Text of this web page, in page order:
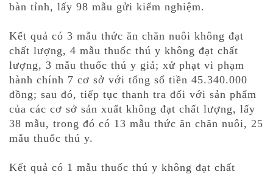
bàn tỉnh, lấy 98 mẫu gửi kiểm nghiệm.
Kết quả có 3 mẫu thức ăn chăn nuôi không đạt
chất lượng, 4 mẫu thuốc thú y không đạt chất
lượng, 3 mẫu thuốc thú y giả; xử phạt vi phạm
hành chính 7 cơ sở với tổng số tiền 45.340.000
đồng; sau đó, tiếp tục thanh tra đối với sản phẩm
của các cơ sở sản xuất không đạt chất lượng, lấy
38 mẫu, trong đó có 13 mẫu thức ăn chăn nuôi, 25
mẫu thuốc thú y.
Kết quả có 1 mẫu thuốc thú y không đạt chất